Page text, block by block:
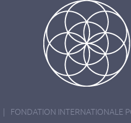
FONDATION INTERNATIONALE